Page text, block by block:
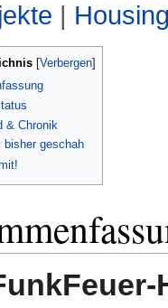
‎ |
& Chronik
bisher geschah